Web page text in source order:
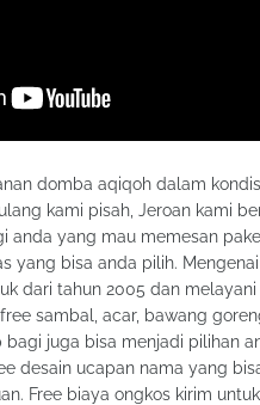
domba aqiqoh dalam
kami pisah, Jeroan kami
anda yang mau memesan
yang bisa anda pilih.
dari tahun 2005 dan
sambal, acar, bawang
bagi juga bisa menjadi pilihan
desain ucapan nama yang
Free biaya ongkos kirim